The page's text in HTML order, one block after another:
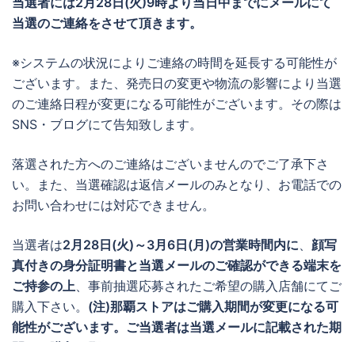
当選のご連絡をさせて頂きます。
※システムの状況によりご連絡の時間を延長する可能性が
ございます。また、発売日の変更や物流の影響により当選
のご連絡日程が変更になる可能性がございます。その際は
SNS・ブログにて告知致します。
落選された方へのご連絡はございませんのでご了承下さ
い。また、当選確認は返信メールのみとなり、お電話での
お問い合わせには対応できません。
当選者は2月28日(火)～3月6日(月)の営業時間内に、 顔写
真付きの身分証明書と当選メールのご確認ができる端末を
ご持参の上、事前抽選応募されたご希望の購入店舗にてご
購入下さい。 (注)那覇ストアはご購入期間が変更になる可
能性がございます。ご当選者は当選メールに記載された期